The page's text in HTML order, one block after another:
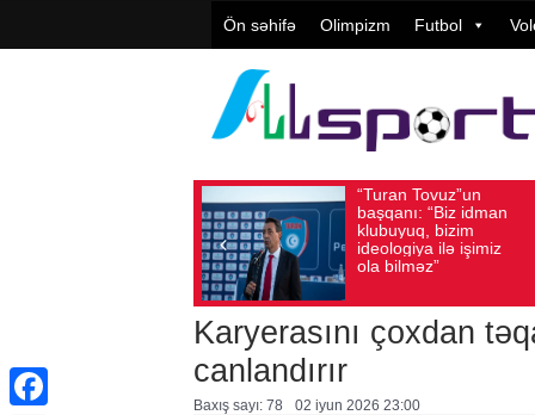
Ön səhifə Olimpizm Futbol
başqanı: “Biz idman
Vüqar Şükürov:
Təşkilatçılıq çox
yüksək
qiymətləndirilib
Baxış sayı: 106
Avqust 05, 2026
Karyerasını çoxdan
canlandırır
Baxış sayı: 78 02 i̇yun 2026 23:00